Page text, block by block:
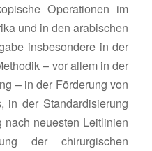
Operationen im
und in den arabischen
insbesondere in der
– vor allem in der
– in der Förderung von
in der Standardisierung
nach neuesten Leitlinien
der chirurgischen